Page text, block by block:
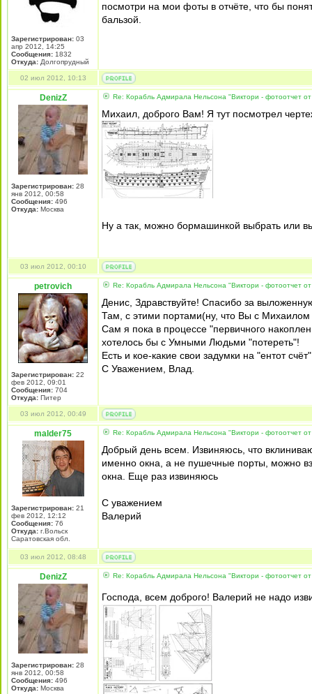
Зарегистрирован: 03
апр 2012, 14:25
Сообщения: 1832
Откуда: Долгопрудный
посмотри на мои фоты в отчёте, что бы
бальзой.
02 июл 2012, 10:13
DenizZ
Зарегистрирован: 28
янв 2012, 00:58
Сообщения: 496
Откуда: Москва
Re: Корабль Адмирала Нельсона "Виктори - фотоотчет от
Михаил, доброго Вам! Я тут посмотрел
Ну а так, можно бормашинкой выбрать или
03 июл 2012, 00:10
petrovich
Зарегистрирован: 22
фев 2012, 09:01
Сообщения: 704
Откуда: Питер
Re: Корабль Адмирала Нельсона "Виктори - фотоотчет от
Денис, Здравствуйте! Спасибо за
Там, с этими портами(ну, что Вы с
Сам я пока в процессе "первичного
хотелось бы с Умными Людьми "потереть"!
Есть и кое-какие свои задумки на "ентот
С Уважением, Влад.
03 июл 2012, 00:49
malder75
Зарегистрирован: 21
фев 2012, 12:12
Сообщения: 76
Откуда: г.Вольск
Саратовская обл.
Re: Корабль Адмирала Нельсона "Виктори - фотоотчет от
Добрый день всем. Извиняюсь, что
именно окна, а не пушечные порты, можно
окна. Еще раз извиняюсь
С уважением
Валерий
03 июл 2012, 08:48
DenizZ
Зарегистрирован: 28
янв 2012, 00:58
Сообщения: 496
Откуда: Москва
Re: Корабль Адмирала Нельсона "Виктори - фотоотчет от
Господа, всем доброго! Валерий не надо